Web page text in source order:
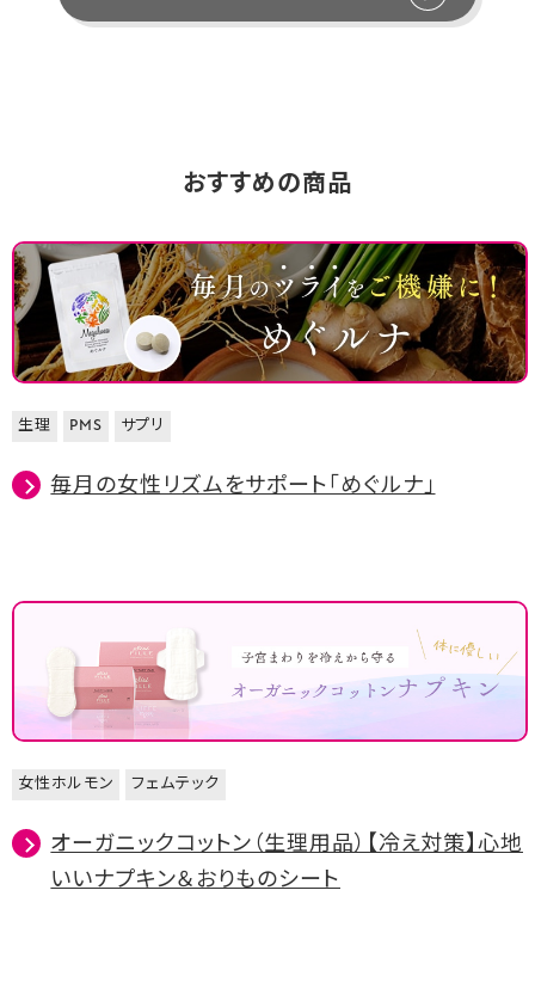
おすすめの商品
生理 PMS サプリ
毎月の女性リズムをサポート「めぐルナ」
女性ホルモン フェムテック
オーガニックコットン（生理用品）【冷え対策】心地
いいナプキン＆おりものシート